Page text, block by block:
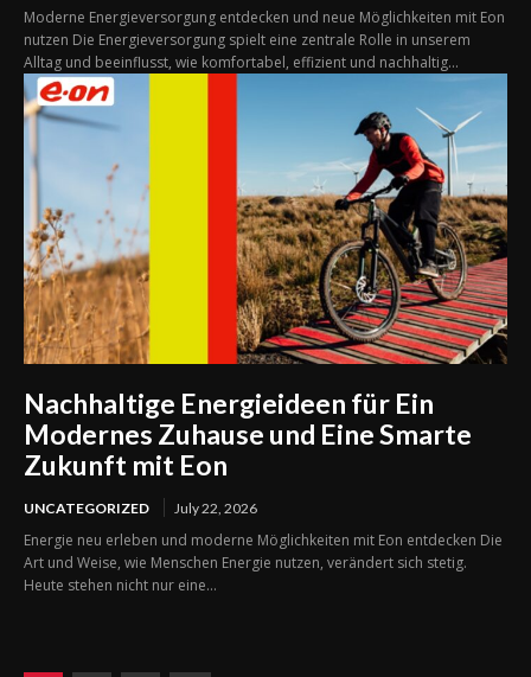
Moderne Energieversorgung entdecken und neue Möglichkeiten mit Eon
nutzen Die Energieversorgung spielt eine zentrale Rolle in unserem
Alltag und beeinflusst, wie komfortabel, effizient und nachhaltig...
Nachhaltige Energieideen für Ein
Modernes Zuhause und Eine Smarte
Zukunft mit Eon
UNCATEGORIZED July 22, 2026
Energie neu erleben und moderne Möglichkeiten mit Eon entdecken Die
Art und Weise, wie Menschen Energie nutzen, verändert sich stetig.
Heute stehen nicht nur eine...